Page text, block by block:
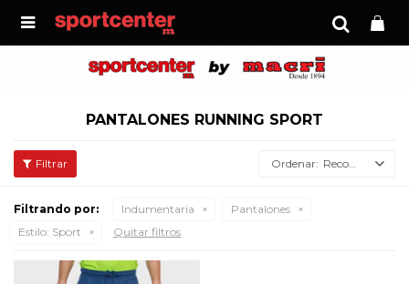

PANTALONES RUNNING SPORT
Recomendados
Filtrando por: Indumentaria
Pantalones
Estilo: Sport Quitar filtros